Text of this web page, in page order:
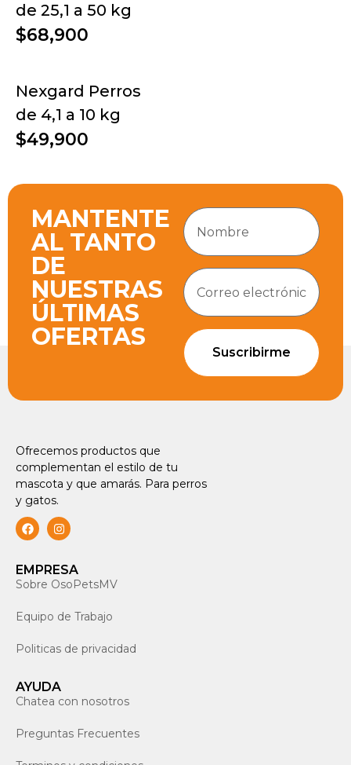
de 25,1 a 50 kg
$68,900
Nexgard Perros
de 4,1 a 10 kg
$49,900
MANTENTE
AL TANTO
DE
NUESTRAS
ÚLTIMAS
OFERTAS
Suscribirme
Ofrecemos productos que
complementan el estilo de tu
mascota y que amarás. Para perros
y gatos.
EMPRESA
Sobre OsoPetsMV
Equipo de Trabajo
Politicas de privacidad
AYUDA
Chatea con nosotros
Preguntas Frecuentes